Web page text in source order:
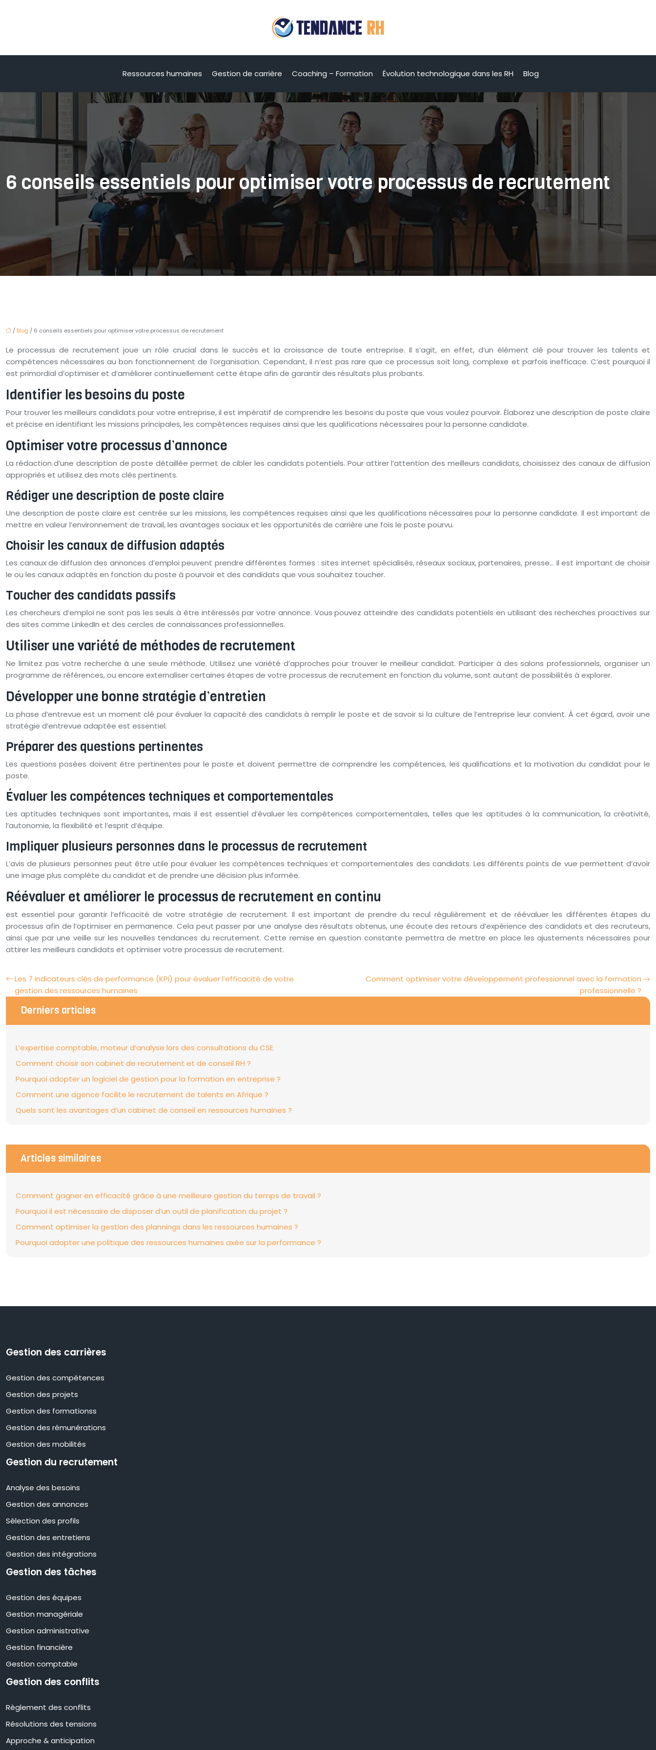
Ressources humaines Gestion de carrière Coaching – Formation Évolution technologique dans les RH Blog
6 conseils essentiels pour optimiser votre processus de recrutement
/ Blog / 6 conseils essentiels pour optimiser votre processus de recrutement
Le processus de recrutement joue un rôle crucial dans le succès et la croissance de toute entreprise. Il s’agit, en effet, d’un élément clé pour trouver les talents et
compétences nécessaires au bon fonctionnement de l’organisation. Cependant, il n’est pas rare que ce processus soit long, complexe et parfois inefficace. C’est pourquoi il
est primordial d’optimiser et d’améliorer continuellement cette étape afin de garantir des résultats plus probants.
Identifier les besoins du poste
Pour trouver les meilleurs candidats pour votre entreprise, il est impératif de comprendre les besoins du poste que vous voulez pourvoir. Élaborez une description de poste claire
et précise en identifiant les missions principales, les compétences requises ainsi que les qualifications nécessaires pour la personne candidate.
Optimiser votre processus d’annonce
La rédaction d’une description de poste détaillée permet de cibler les candidats potentiels. Pour attirer l’attention des meilleurs candidats, choisissez des canaux de diffusion
appropriés et utilisez des mots clés pertinents.
Rédiger une description de poste claire
Une description de poste claire est centrée sur les missions, les compétences requises ainsi que les qualifications nécessaires pour la personne candidate. Il est important de
mettre en valeur l’environnement de travail, les avantages sociaux et les opportunités de carrière une fois le poste pourvu.
Choisir les canaux de diffusion adaptés
Les canaux de diffusion des annonces d’emploi peuvent prendre différentes formes : sites internet spécialisés, réseaux sociaux, partenaires, presse… Il est important de choisir
le ou les canaux adaptés en fonction du poste à pourvoir et des candidats que vous souhaitez toucher.
Toucher des candidats passifs
Les chercheurs d’emploi ne sont pas les seuls à être intéressés par votre annonce. Vous pouvez atteindre des candidats potentiels en utilisant des recherches proactives sur
des sites comme LinkedIn et des cercles de connaissances professionnelles.
Utiliser une variété de méthodes de recrutement
Ne limitez pas votre recherche à une seule méthode. Utilisez une variété d’approches pour trouver le meilleur candidat. Participer à des salons professionnels, organiser un
programme de références, ou encore externaliser certaines étapes de votre processus de recrutement en fonction du volume, sont autant de possibilités à explorer.
Développer une bonne stratégie d’entretien
La phase d’entrevue est un moment clé pour évaluer la capacité des candidats à remplir le poste et de savoir si la culture de l’entreprise leur convient. À cet égard, avoir une
stratégie d’entrevue adaptée est essentiel.
Préparer des questions pertinentes
Les questions posées doivent être pertinentes pour le poste et doivent permettre de comprendre les compétences, les qualifications et la motivation du candidat pour le
poste.
Évaluer les compétences techniques et comportementales
Les aptitudes techniques sont importantes, mais il est essentiel d’évaluer les compétences comportementales, telles que les aptitudes à la communication, la créativité,
l’autonomie, la flexibilité et l’esprit d’équipe.
Impliquer plusieurs personnes dans le processus de recrutement
L’avis de plusieurs personnes peut être utile pour évaluer les compétences techniques et comportementales des candidats. Les différents points de vue permettent d’avoir
une image plus complète du candidat et de prendre une décision plus informée.
Réévaluer et améliorer le processus de recrutement en continu
est essentiel pour garantir l’efficacité de votre stratégie de recrutement. Il est important de prendre du recul régulièrement et de réévaluer les différentes étapes du
processus afin de l’optimiser en permanence. Cela peut passer par une analyse des résultats obtenus, une écoute des retours d’expérience des candidats et des recruteurs,
ainsi que par une veille sur les nouvelles tendances du recrutement. Cette remise en question constante permettra de mettre en place les ajustements nécessaires pour
attirer les meilleurs candidats et optimiser votre processus de recrutement.
Les 7 indicateurs clés de performance (KPI) pour évaluer l’efficacité de votre
gestion des ressources humaines
Comment optimiser votre développement professionnel avec la formation
professionnelle ?
Derniers articles
L’expertise comptable, moteur d’analyse lors des consultations du CSE
Comment choisir son cabinet de recrutement et de conseil RH ?
Pourquoi adopter un logiciel de gestion pour la formation en entreprise ?
Comment une agence facilite le recrutement de talents en Afrique ?
Quels sont les avantages d’un cabinet de conseil en ressources humaines ?
Articles similaires
Comment gagner en efficacité grâce à une meilleure gestion du temps de travail ?
Pourquoi il est nécessaire de disposer d’un outil de planification du projet ?
Comment optimiser la gestion des plannings dans les ressources humaines ?
Pourquoi adopter une politique des ressources humaines axée sur la performance ?
Gestion des carrières
Gestion des compétences
Gestion des projets
Gestion des formationss
Gestion des rémunérations
Gestion des mobilités
Gestion du recrutement
Analyse des besoins
Gestion des annonces
Sélection des profils
Gestion des entretiens
Gestion des intégrations
Gestion des tâches
Gestion des équipes
Gestion managériale
Gestion administrative
Gestion financière
Gestion comptable
Gestion des conflits
Règlement des conflits
Résolutions des tensions
Approche & anticipation